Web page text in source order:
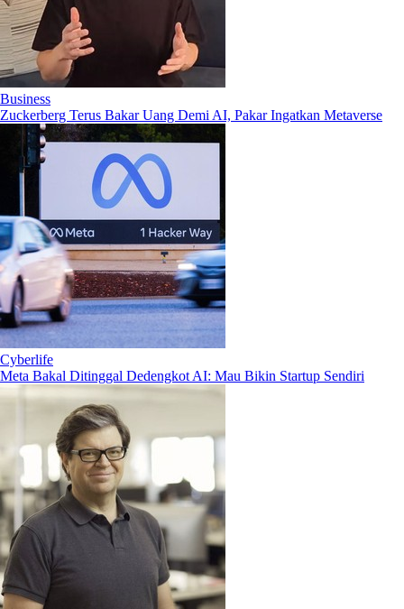
Business
Zuckerberg Terus Bakar Uang Demi AI, Pakar Ingatkan Metaverse
Cyberlife
Meta Bakal Ditinggal Dedengkot AI: Mau Bikin Startup Sendiri